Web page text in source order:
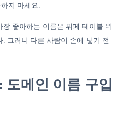
지 마세요.
좋아하는 이름은 뷔페 테이블 위
그러니 다른 사람이 손에 넣기 전
도메인 이름 구입